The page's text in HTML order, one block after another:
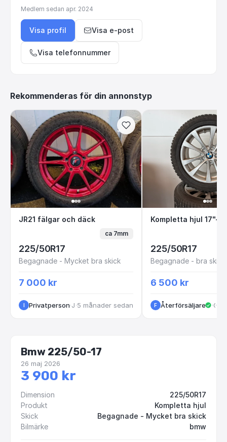
Medlem sedan apr. 2024
Visa profil Visa e-post
Visa telefonnummer
Rekommenderas för din annonstyp
JR21 fälgar och däck
JR21 fälgar och däck
ca 7mm
225/50R17
Begagnade - Mycket bra skick
7 000 kr
I Privatperson· Jönköping
·5 månader sedan
Kompletta hjul
225/50R17
Begagnade - bra skick
6 500 kr
F Återförsäljare · ·
Bmw 225/50-17
26 maj 2026
3 900 kr
Dimension
225/50R17
Produkt
Kompletta hjul
Skick
Begagnade - Mycket bra skick
Bilmärke
bmw